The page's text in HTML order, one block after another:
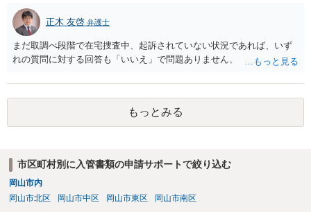
正木 友啓 弁護士
まだ取調べ段階で在宅捜査中、起訴されていない状況であれば、いず
れの質問に対する回答も「いいえ」で問題ありません。
もっとみる
市区町村別に入管書類の申請サポートで絞り込む
岡山市内
岡山市北区
岡山市中区 岡山市東区 岡山市南区